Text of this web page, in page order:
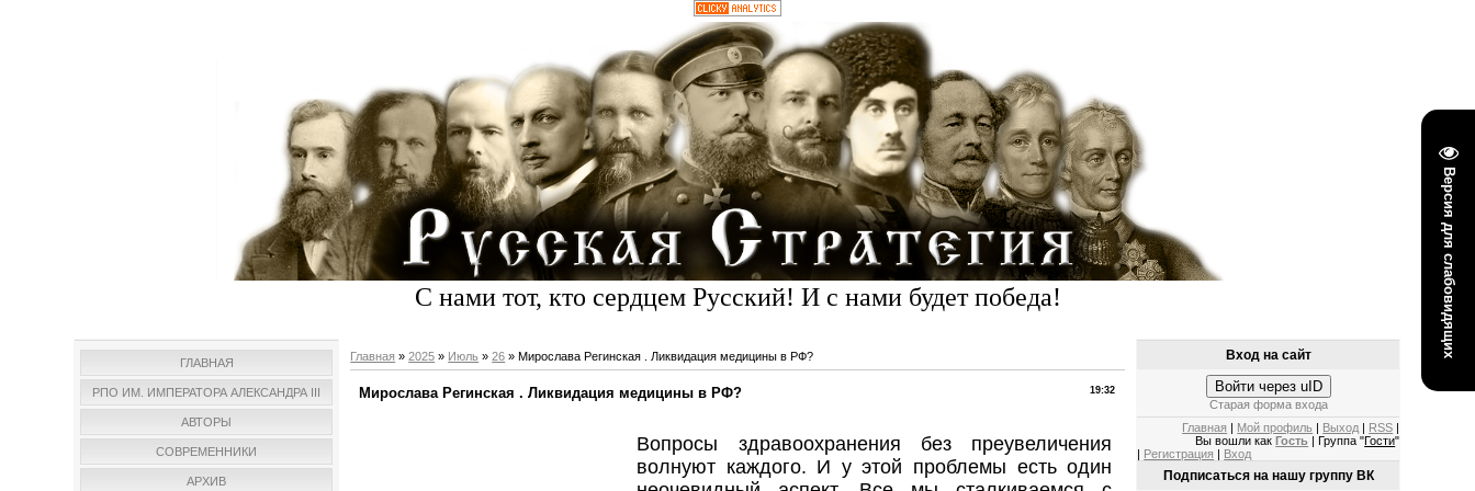
Версия для слабовидящих
С нами тот, кто сердцем Русский! И с нами будет победа!
ГЛАВНАЯ
РПО ИМ. ИМПЕРАТОРА АЛЕКСАНДРА III
АВТОРЫ
СОВРЕМЕННИКИ
АРХИВ
Главная »2025 » Июль » 26 » Мирослава Регинская . Ликвидация медицины в РФ?
19:32
Мирослава Регинская . Ликвидация медицины в РФ?
Вопросы здравоохранения без преувеличения
волнуют каждого. И у этой проблемы есть один
Вход на сайт
Войти через uID
Старая форма входа
Главная
Мой профиль Выход RSS
Вы вошли как Гость | Группа "Гости"
Регистрация Вход
Подписаться на нашу группу ВК